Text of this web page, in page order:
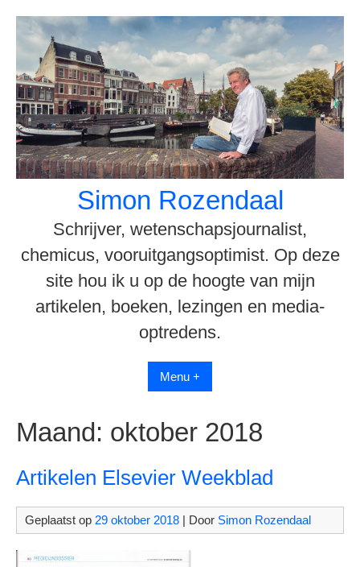
inhoud
Simon Rozendaal
Schrijver, wetenschapsjournalist,
chemicus, vooruitgangsoptimist. Op deze
site hou ik u op de hoogte van mijn
artikelen, boeken, lezingen en media-
optredens.
Menu +
Maand: oktober 2018
Artikelen Elsevier Weekblad
Geplaatst op 29 oktober 2018 | Door Simon Rozendaal